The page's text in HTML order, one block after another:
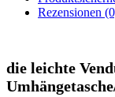
Rezensionen
die leichte